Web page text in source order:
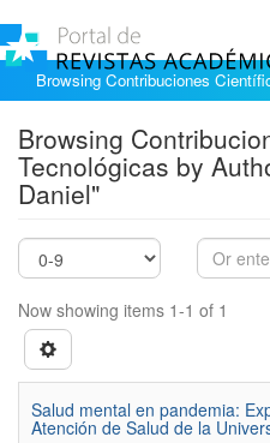
Browsing Contribuciones
Browsing
Tecnológicas by
Daniel"
Now showing items 1-1 of 1
Salud mental en pandemia:
Atención de Salud de la